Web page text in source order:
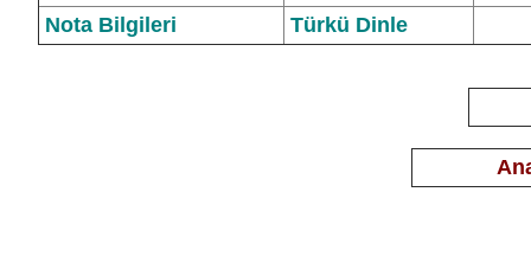
Nota Bilgileri
Türkü Dinle